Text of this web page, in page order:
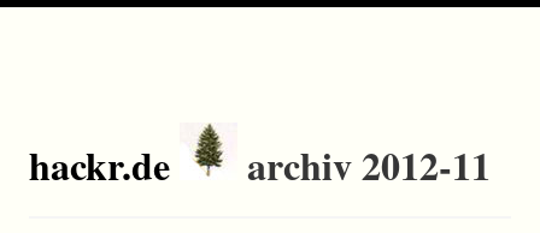
hackr.de archiv 2012-11